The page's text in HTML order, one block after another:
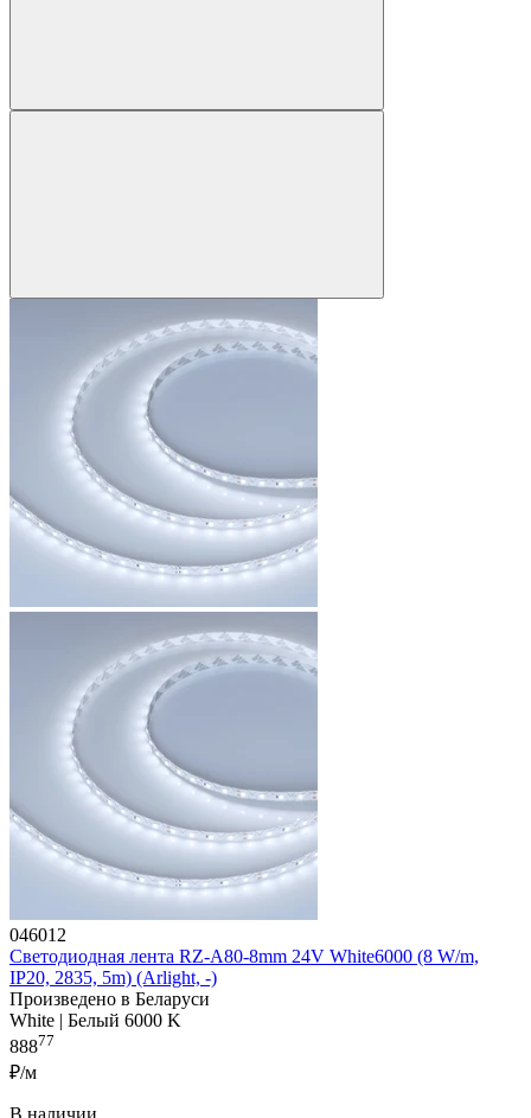
046012
Светодиодная лента RZ-A80-8mm 24V White6000 (8 W/m,
IP20, 2835, 5m) (Arlight, -)
Произведено в Беларуси
White | Белый 6000 K
88877
₽/м
В наличии